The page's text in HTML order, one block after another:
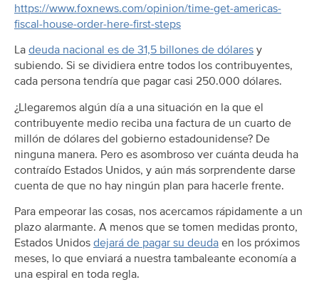
https://www.foxnews.com/opinion/time-get-americas-
fiscal-house-order-here-first-steps
La deuda nacional es de 31,5 billones de dólares y
subiendo. Si se dividiera entre todos los contribuyentes,
cada persona tendría que pagar casi 250.000 dólares.
¿Llegaremos algún día a una situación en la que el
contribuyente medio reciba una factura de un cuarto de
millón de dólares del gobierno estadounidense? De
ninguna manera. Pero es asombroso ver cuánta deuda ha
contraído Estados Unidos, y aún más sorprendente darse
cuenta de que no hay ningún plan para hacerle frente.
Para empeorar las cosas, nos acercamos rápidamente a un
plazo alarmante. A menos que se tomen medidas pronto,
Estados Unidos dejará de pagar su deuda en los próximos
meses, lo que enviará a nuestra tambaleante economía a
una espiral en toda regla.